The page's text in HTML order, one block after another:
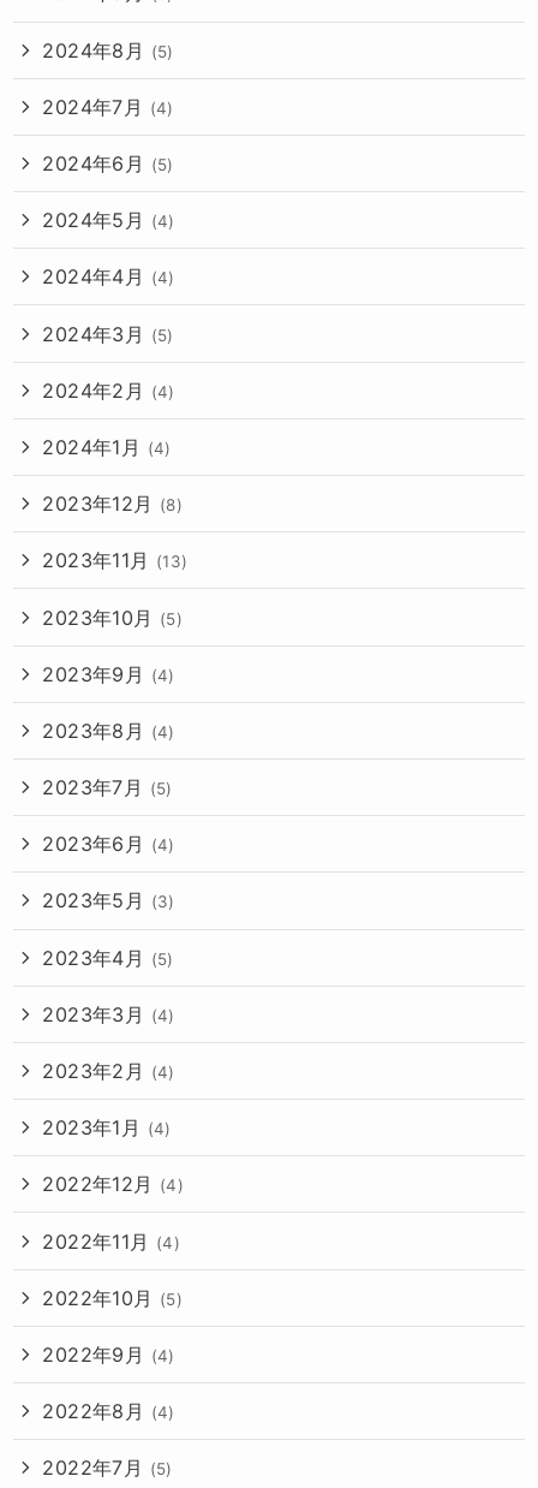
2024年8月 (5)
2024年7月 (4)
2024年6月 (5)
2024年5月 (4)
2024年4月 (4)
2024年3月 (5)
2024年2月 (4)
2024年1月 (4)
2023年12月 (8)
2023年11月 (13)
2023年10月 (5)
2023年9月 (4)
2023年8月 (4)
2023年7月 (5)
2023年6月 (4)
2023年5月 (3)
2023年4月 (5)
2023年3月 (4)
2023年2月 (4)
2023年1月 (4)
2022年12月 (4)
2022年11月 (4)
2022年10月 (5)
2022年9月 (4)
2022年8月 (4)
2022年7月 (5)